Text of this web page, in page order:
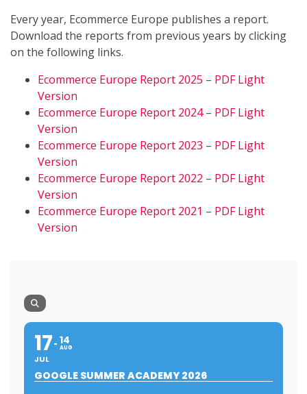
Every year, Ecommerce Europe publishes a report.
Download the reports from previous years by clicking
on the following links.
Ecommerce Europe Report 2025 – PDF Light
Version
Ecommerce Europe Report 2024 – PDF Light
Version
Ecommerce Europe Report 2023 – PDF Light
Version
Ecommerce Europe Report 2022 – PDF Light
Version
Ecommerce Europe Report 2021 – PDF Light
Version
17
JUL
14
AUG
GOOGLE SUMMER ACADEMY 2026